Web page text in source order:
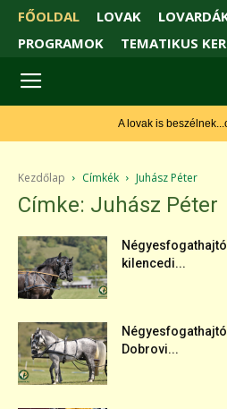
FŐOLDAL LOVAK
PROGRAMOK
TEMATIKUS
A lovak is
Kezdőlap Címkék Juhász Péter
Címke: Juhász Péter
kilencedi...
Dobrovi...